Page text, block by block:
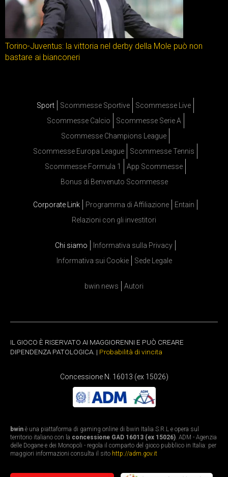
Torino-Juventus: la vittoria nel derby della Mole può non
bastare ai bianconeri
Sport Scommesse Sportive
Scommesse Live
Scommesse Calcio
Scommesse Serie A
Scommesse Champions League
Scommesse Europa League
Scommesse Tennis
Scommesse Formula 1
App Scommesse
Bonus di Benvenuto Scommesse
Corporate Link Programma di Affiliazione
Entain
Relazioni con gli investitori
Chi siamo
Informativa sulla Privacy
Informativa sui Cookie
Sede Legale
bwin news Autori
IL GIOCO È RISERVATO AI MAGGIORENNI E PUÒ CREARE
DIPENDENZA PATOLOGICA. | Probabilità di vincita
Concessione N. 16013 (ex 15026)
bwin è una piattaforma di gaming online di bwin Italia S.R.L e opera sul
territorio italiano con la concessione GAD 16013 (ex 15026). ADM - Agenzia
delle Dogane e dei Monopoli - regola il comparto del gioco pubblico in Italia: per
maggiori informazioni consulta il sito http://adm.gov.it